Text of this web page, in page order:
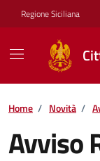
Vai ai contenuti
Vai al footer
Regione Siciliana
Home / Novità /
Avviso